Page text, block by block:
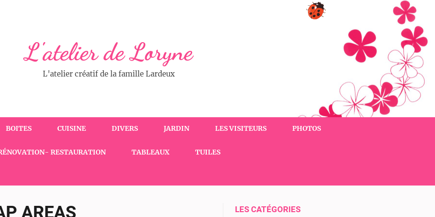
L'atelier de Loryne
L'atelier créatif de la famille Lardeux
BOITES CUISINE DIVERS JARDIN LES VISITEURS PHOTOS
RESTAURATION TABLEAUX TUILES
AREAS LES CATÉGORIES